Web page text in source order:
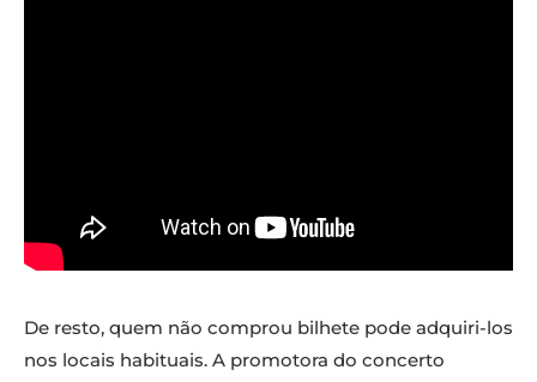
De resto, quem não comprou bilhete pode adquiri-los
nos locais habituais. A promotora do concerto